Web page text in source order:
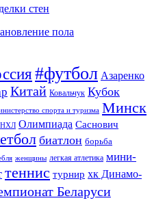
стен
пола
#футбол Азаренко
Китай Ковальчук Кубок
спорта и туризма Минск
НХЛ Олимпиада Саснович
биатлон борьба
женщины легкая атлетика мини-
теннис турнир хк Динамо-
Беларуси